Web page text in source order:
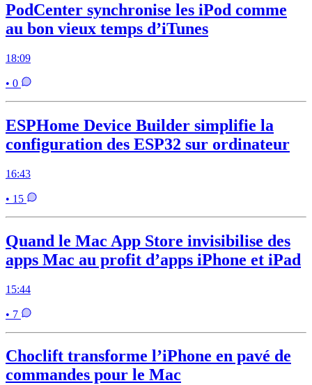
PodCenter synchronise les iPod comme
au bon vieux temps d’iTunes
18:09
• 0
ESPHome Device Builder simplifie la
configuration des ESP32 sur ordinateur
16:43
• 15
Quand le Mac App Store invisibilise des
apps Mac au profit d’apps iPhone et iPad
15:44
• 7
Choclift transforme l’iPhone en pavé de
commandes pour le Mac